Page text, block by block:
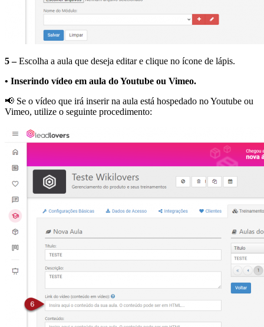
5 –Escolha a aula que deseja editar e clique no ícone de lápis.
• Inserindo vídeo em aula do Youtube ou Vimeo.
📢 Se o vídeo que irá inserir na aula está hospedado no Youtube ou
Vimeo, utilize o seguinte procedimento: